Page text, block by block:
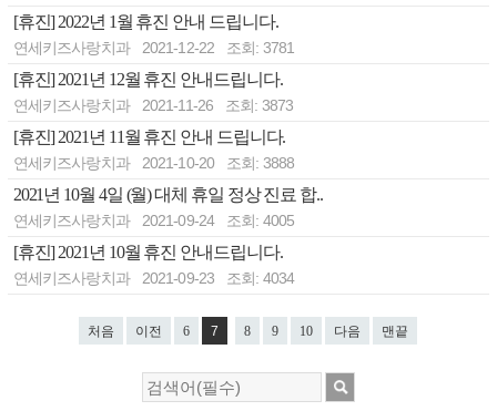
[휴진] 2022년 1월 휴진 안내 드립니다.
연세키즈사랑치과 2021-12-22 조회: 3781
[휴진] 2021년 12월 휴진 안내드립니다.
연세키즈사랑치과 2021-11-26 조회: 3873
[휴진] 2021년 11월 휴진 안내 드립니다.
연세키즈사랑치과 2021-10-20 조회: 3888
2021년 10월 4일 (월) 대체 휴일 정상 진료 합..
연세키즈사랑치과 2021-09-24 조회: 4005
[휴진] 2021년 10월 휴진 안내드립니다.
연세키즈사랑치과 2021-09-23 조회: 4034
처음 이전 6 7 8 9 10 다음 맨끝